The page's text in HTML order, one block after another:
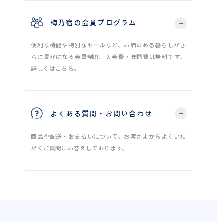
梅乃宿の会員プログラム
便利な機能や特別なセールなど、お酒のある暮らしがさ
らに豊かになる会員制度。入会費・年間費は無料です。
詳しくはこちら。
よくある質問・お問い合わせ
商品や配送・お支払いについて、お客さまからよくいた
だくご質問にお答えしております。